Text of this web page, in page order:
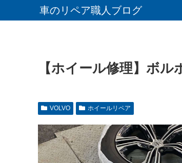
車のリペア職人ブログ
【ホイール修理】ボ
VOLVO ホイールリペア